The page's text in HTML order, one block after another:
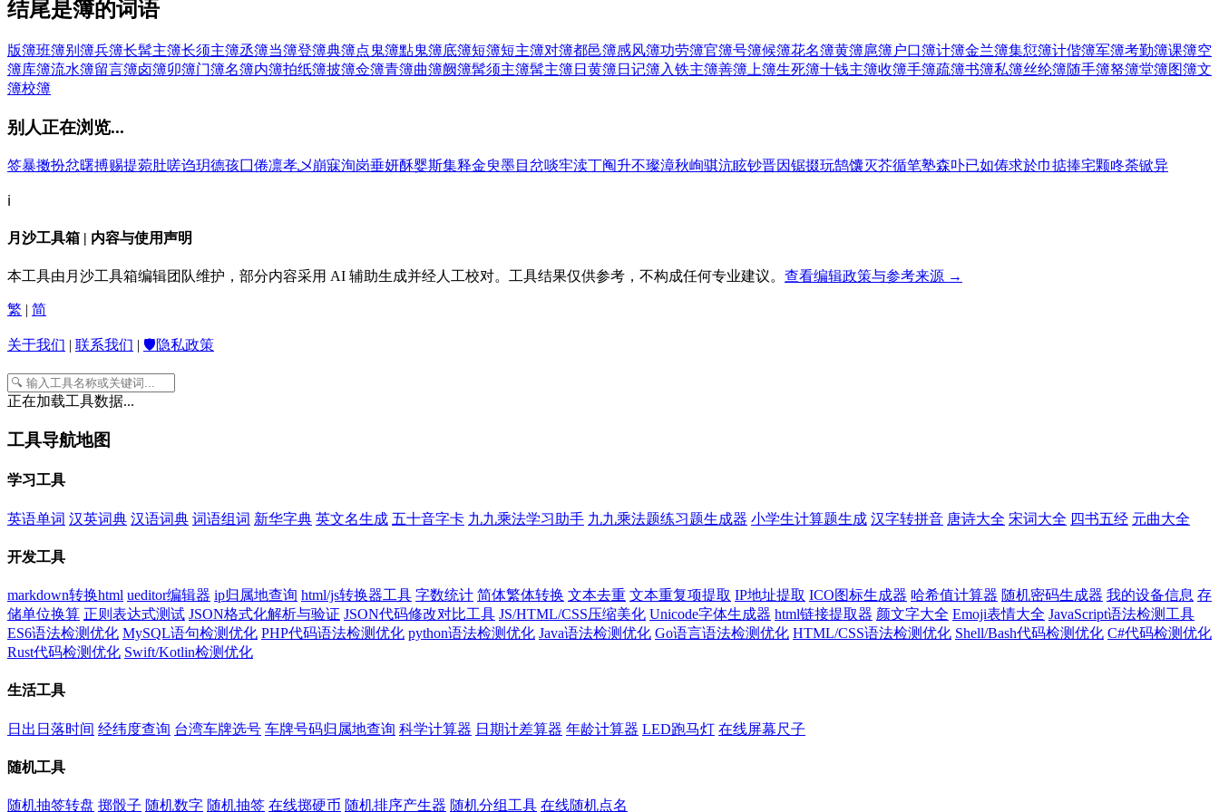
结尾是簿的词语
版簿班簿别簿兵簿长髯主簿长须主簿丞簿当簿登簿典簿点鬼簿點鬼簿底簿短簿短主簿对簿都邑簿感风簿功劳簿官簿号簿候簿花名簿黄簿扈簿户口簿计簿金兰簿集愆簿计偕簿军簿考勤簿课簿空
簿库簿流水簿留言簿卤簿卯簿门簿名簿内簿拍纸簿披簿佥簿青簿曲簿阙簿髯须主簿髯主簿日黄簿日记簿入铁主簿善簿 上簿生死簿十钱主簿收簿手簿疏簿书簿私簿丝纶簿随手簿帑簿堂簿图簿文
簿校簿
别人正在浏览...
签暴擞扮忿曙搏赐提菀肚嗟诌玥德孩囗倦凛孝乄崩寐洵岗垂妍酥婴斯集释金臾墨目 岔啖牢渎丁阄升不璨漳秋峋骐沆眩钞晋因锯掇玩鹄馕灭芥循笔塾森卟已如俦求於巾掂捧宅颗咚荼锨异
ℹ️
月沙工具箱 | 内容与使用声明
本工具由月沙工具箱编辑团队维护，部分内容采用 AI 辅助生成并经人工校对。工具结果仅供参考，不构成任何专业建议。 查看编辑政策与参考来源 →
繁 | 简
关于我们 | 联系我们 | 🛡️隐私政策
正在加载工具数据...
工具导航地图
学习工具
英语单词 汉英词典 汉语词典 词语组词 新华字典 英文名生成 五十音字卡 九九乘法学习助手 九九乘法题练习题生成器 小学生计算题生成 汉字转拼音 唐诗大全 宋词大全 四书五经 元曲大全
开发工具
markdown转换html ueditor编辑器 ip归属地查询 html/js转换器工具 字数统计 简体繁体转换 文本去重 文本重复项提取 IP地址提取 ICO图标生成器 哈希值计算器 随机密码生成器 我的设备信息 存
储单位换算 正则表达式测试 JSON格式化解析与验证 JSON代码修改对比工具 JS/HTML/CSS压缩美化 Unicode字体生成器 html链接提取器 颜文字大全 Emoji表情大全 JavaScript语法检测工具
ES6语法检测优化 MySQL语句检测优化 PHP代码语法检测优化 python语法检测优化 Java语法检测优化 Go语言语法检测优化 HTML/CSS语法检测优化 Shell/Bash代码检测优化 C#代码检测优化
Rust代码检测优化 Swift/Kotlin检测优化
生活工具
日出日落时间 经纬度查询 台湾车牌选号 车牌号码归属地查询 科学计算器 日期计差算器 年龄计算器 LED跑马灯 在线屏幕尺子
随机工具
随机抽签转盘 掷骰子 随机数字 随机抽签 在线掷硬币 随机排序产生器 随机分组工具 在线随机点名